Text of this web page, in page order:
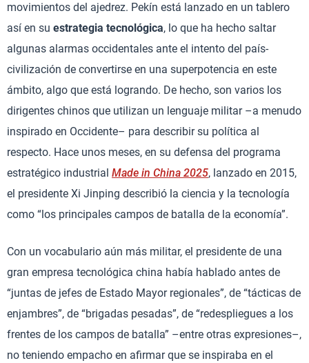
movimientos del ajedrez. Pekín está lanzado en un tablero
así en su estrategia tecnológica, lo que ha hecho saltar
algunas alarmas occidentales ante el intento del país-
civilización de convertirse en una superpotencia en este
ámbito, algo que está logrando. De hecho, son varios los
dirigentes chinos que utilizan un lenguaje militar –a menudo
inspirado en Occidente– para describir su política al
respecto. Hace unos meses, en su defensa del programa
estratégico industrial Made in China 2025, lanzado en 2015,
el presidente Xi Jinping describió la ciencia y la tecnología
como “los principales campos de batalla de la economía”.
Con un vocabulario aún más militar, el presidente de una
gran empresa tecnológica china había hablado antes de
“juntas de jefes de Estado Mayor regionales”, de “tácticas de
enjambres”, de “brigadas pesadas”, de “redespliegues a los
frentes de los campos de batalla” –entre otras expresiones–,
no teniendo empacho en afirmar que se inspiraba en el